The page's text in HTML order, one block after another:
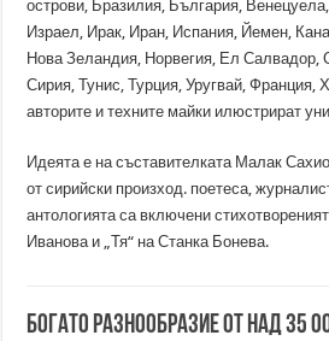
острови, Бразилия, България,
Израел, Ирак, Иран, Испания, Йемен,
Нова Зеландия, Норвегия, Ел
Сирия, Тунис, Турция, Уругвай, Франция,
авторите и техните майки илюстрират
Идеята е на съставителката Малак
от сирийски произход. поетеса,
антологията са включени
Иванова и „Тя“ на Станка Бонева.
Богато разнообразие от над 35